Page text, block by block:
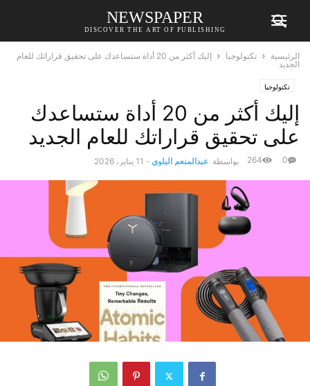
NEWSPAPER
DISCOVER THE ART OF PUBLISHING
الرئيسية تكنولوجيا
إليك أكثر من 20 أداة ستساعدك على تحقيق قراراتك للعام
الجديد
تكنولوجيا
إليك أكثر من 20 أداة ستساعدك
على تحقيق قراراتك للعام الجديد
بواسطة عبدالمنعم البلوي - 11 يناير، 2026 0
264